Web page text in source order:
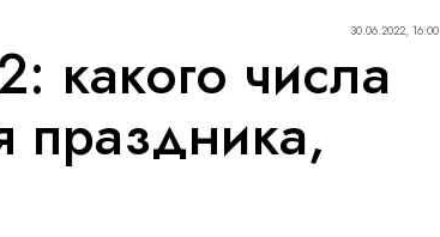
30.06.2022, 16:00
какого числа
праздника,